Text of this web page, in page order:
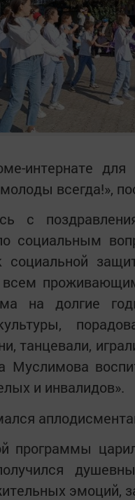
интернате для
всегда!»,
с
социальным
социальной
на долгие
танцевали,
Муслимова
и инвалидов».
программы
эмоций,